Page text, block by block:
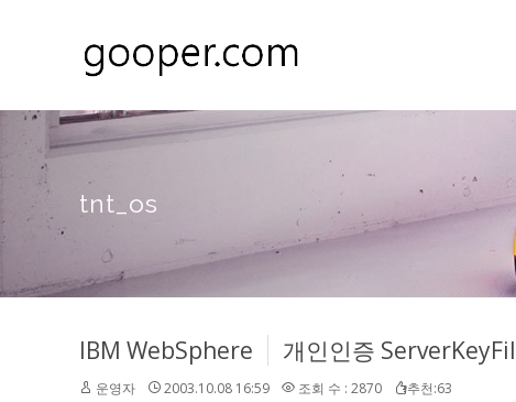
tnt_os
IBM WebSphere 개인인증
운영자 2003.10.08 16:59 조회 수 : 2870 추천:63